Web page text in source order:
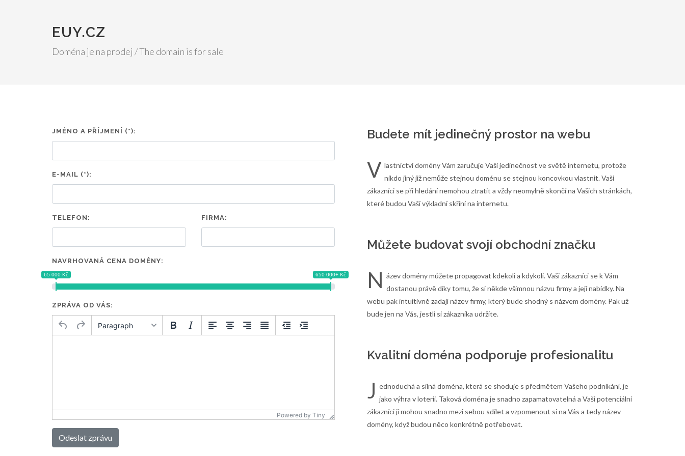
EUY.CZ
Doména je na prodej / The domain is for sale
JMÉNO A PŘÍJMENÍ (*):
E-MAIL (*):
TELEFON: FIRMA:
NAVRHOVANÁ CENA DOMÉNY:
65 000 Kč 650 000+ Kč
ZPRÁVA OD VÁS:
Paragraph
Powered by Tiny
Odeslat zprávu
Budete mít jedinečný prostor na webu
V lastnictví domény Vám zaručuje Vaši jedinečnost ve světě internetu, protože
nikdo jiný již nemůže stejnou doménu se stejnou koncovkou vlastnit. Vaši
zákazníci se při hledání nemohou ztratit a vždy neomylně skončí na Vašich stránkách,
které budou Vaší výkladní skříní na internetu.
Můžete budovat svojí obchodní značku
N ázev domény můžete propagovat kdekoli a kdykoli. Vaši zákazníci se k Vám
dostanou právě díky tomu, že si někde všimnou názvu firmy a její nabídky. Na
webu pak intuitivně zadají název firmy, který bude shodný s názvem domény. Pak už
bude jen na Vás, jestli si zákazníka udržíte.
Kvalitní doména podporuje profesionalitu
J ednoduchá a silná doména, která se shoduje s předmětem Vašeho podnikání, je
jako výhra v loterii. Taková doména je snadno zapamatovatelná a Vaši potenciální
zákazníci jí mohou snadno mezi sebou sdílet a vzpomenout si na Vás a tedy název
domény, když budou něco konkrétně potřebovat.